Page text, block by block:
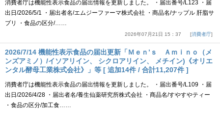
消費者庁は機能性表示食品の届出情報を更新しました。 ・届出番号/L123 ・届
出日/2026/5/1 ・届出者名/エムジーファーマ株式会社 ・商品名/ナップル 肝脂サ
プリ ・食品の区分/……
2026年07月21日 15：37 消費者庁
2026/7/14 機能性表示食品の届出更新「Ｍｅｎ’ｓ Ａｍｉｎｏ（メ
ンズアミノ）/イソアリイン、 シクロアリイン、 メチイン)《オリエ
ンタル酵母工業株式会社》」等 [ 追加14件 / 合計11,207件 ]
消費者庁は機能性表示食品の届出情報を更新しました。 ・届出番号/L109 ・届
出日/2026/4/28 ・届出者名/養生仙薬研究所株式会社 ・商品名/すやすやティー
・食品の区分/加工食……